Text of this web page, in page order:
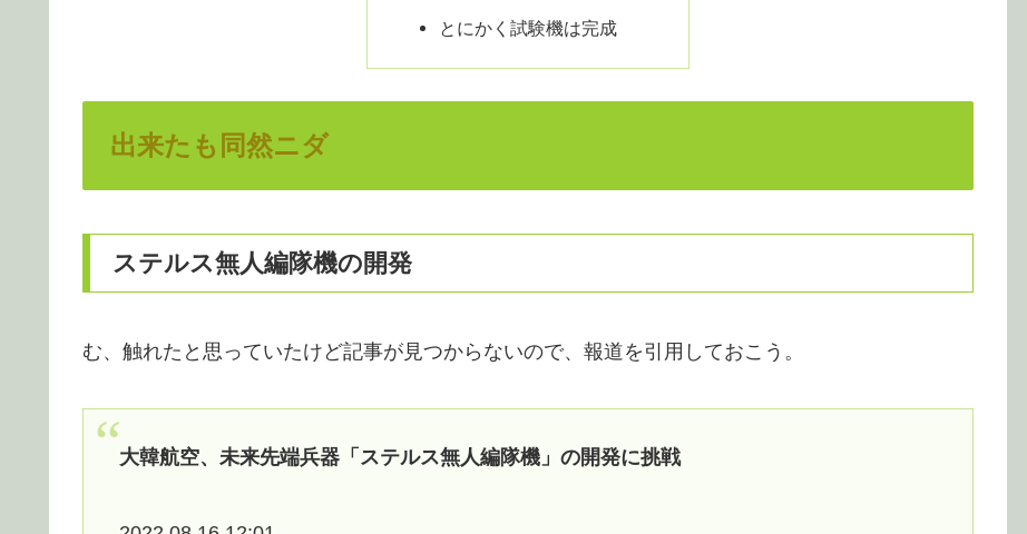
とにかく試験機は完成
出来たも同然ニダ
ステルス無人編隊機の開発
む、触れたと思っていたけど記事が見つからないので、報道を引用しておこう。
大韓航空、未来先端兵器「ステルス無人編隊機」の開発に挑戦